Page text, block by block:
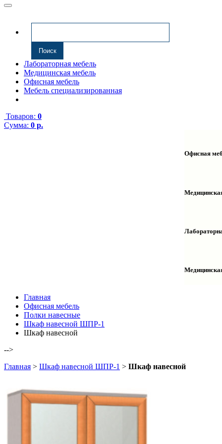
Лабораторная мебель
Медицинская мебель
Офисная мебель
Мебель специализированная
Товаров: 0
Сумма: 0 р.
Офисная
Столы
Шкафы
Шкафы
Тумбы
Главная
Офисная мебель
Полки навесные
Шкаф навесной ШПР-1
Шкаф навесной
-->
Главная > Шкаф навесной ШПР-1 > Шкаф навесной